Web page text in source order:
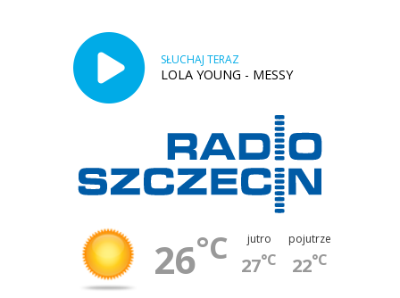
SŁUCHAJ TERAZ
LOLA YOUNG - MESSY
26°C jutro
27°C
pojutrze
22°C